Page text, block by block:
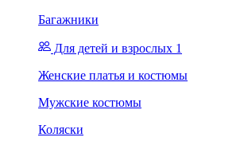
Багажники
Для детей и взрослых 1
Женские платья и костюмы
Мужские костюмы
Коляски